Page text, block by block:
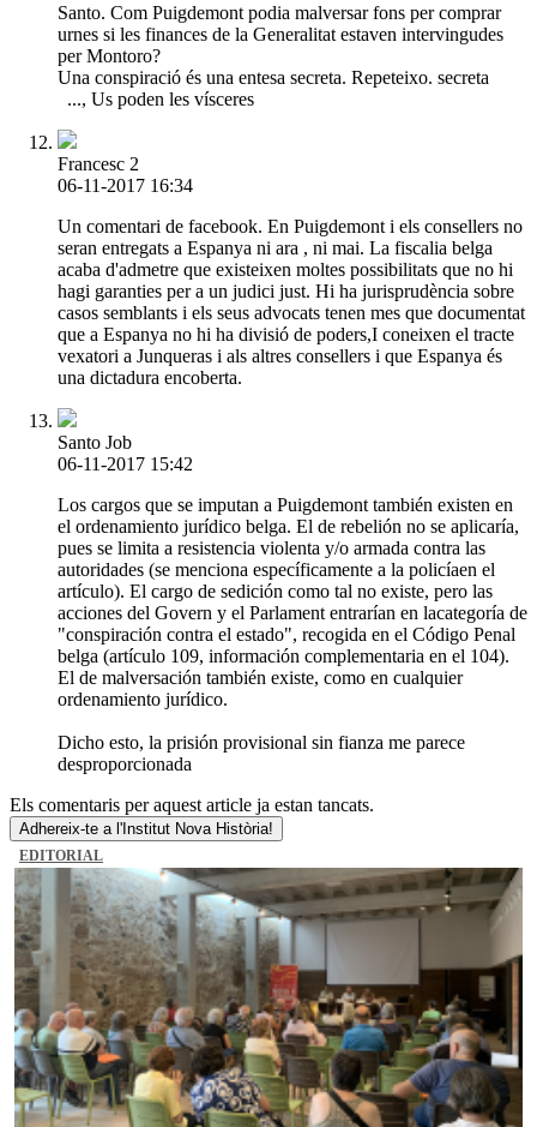
Santo. Com Puigdemont podia malversar fons per comprar
urnes si les finances de la Generalitat estaven intervingudes
per Montoro?
Una conspiració és una entesa secreta. Repeteixo. secreta
..., Us poden les vísceres
Francesc 2
06-11-2017 16:34
Un comentari de facebook. En Puigdemont i els consellers no
seran entregats a Espanya ni ara , ni mai. La fiscalia belga
acaba d'admetre que existeixen moltes possibilitats que no hi
hagi garanties per a un judici just. Hi ha jurisprudència sobre
casos semblants i els seus advocats tenen mes que documentat
que a Espanya no hi ha divisió de poders,I coneixen el tracte
vexatori a Junqueras i als altres consellers i que Espanya és
una dictadura encoberta.
Santo Job
06-11-2017 15:42
Los cargos que se imputan a Puigdemont también existen en
el ordenamiento jurídico belga. El de rebelión no se aplicaría,
pues se limita a resistencia violenta y/o armada contra las
autoridades (se menciona específicamente a la policíaen el
artículo). El cargo de sedición como tal no existe, pero las
acciones del Govern y el Parlament entrarían en lacategoría de
"conspiración contra el estado", recogida en el Código Penal
belga (artículo 109, información complementaria en el 104).
El de malversación también existe, como en cualquier
ordenamiento jurídico.
Dicho esto, la prisión provisional sin fianza me parece
desproporcionada
Els comentaris per aquest article ja estan tancats.
Adhereix-te a l'Institut Nova Història!
EDITORIAL